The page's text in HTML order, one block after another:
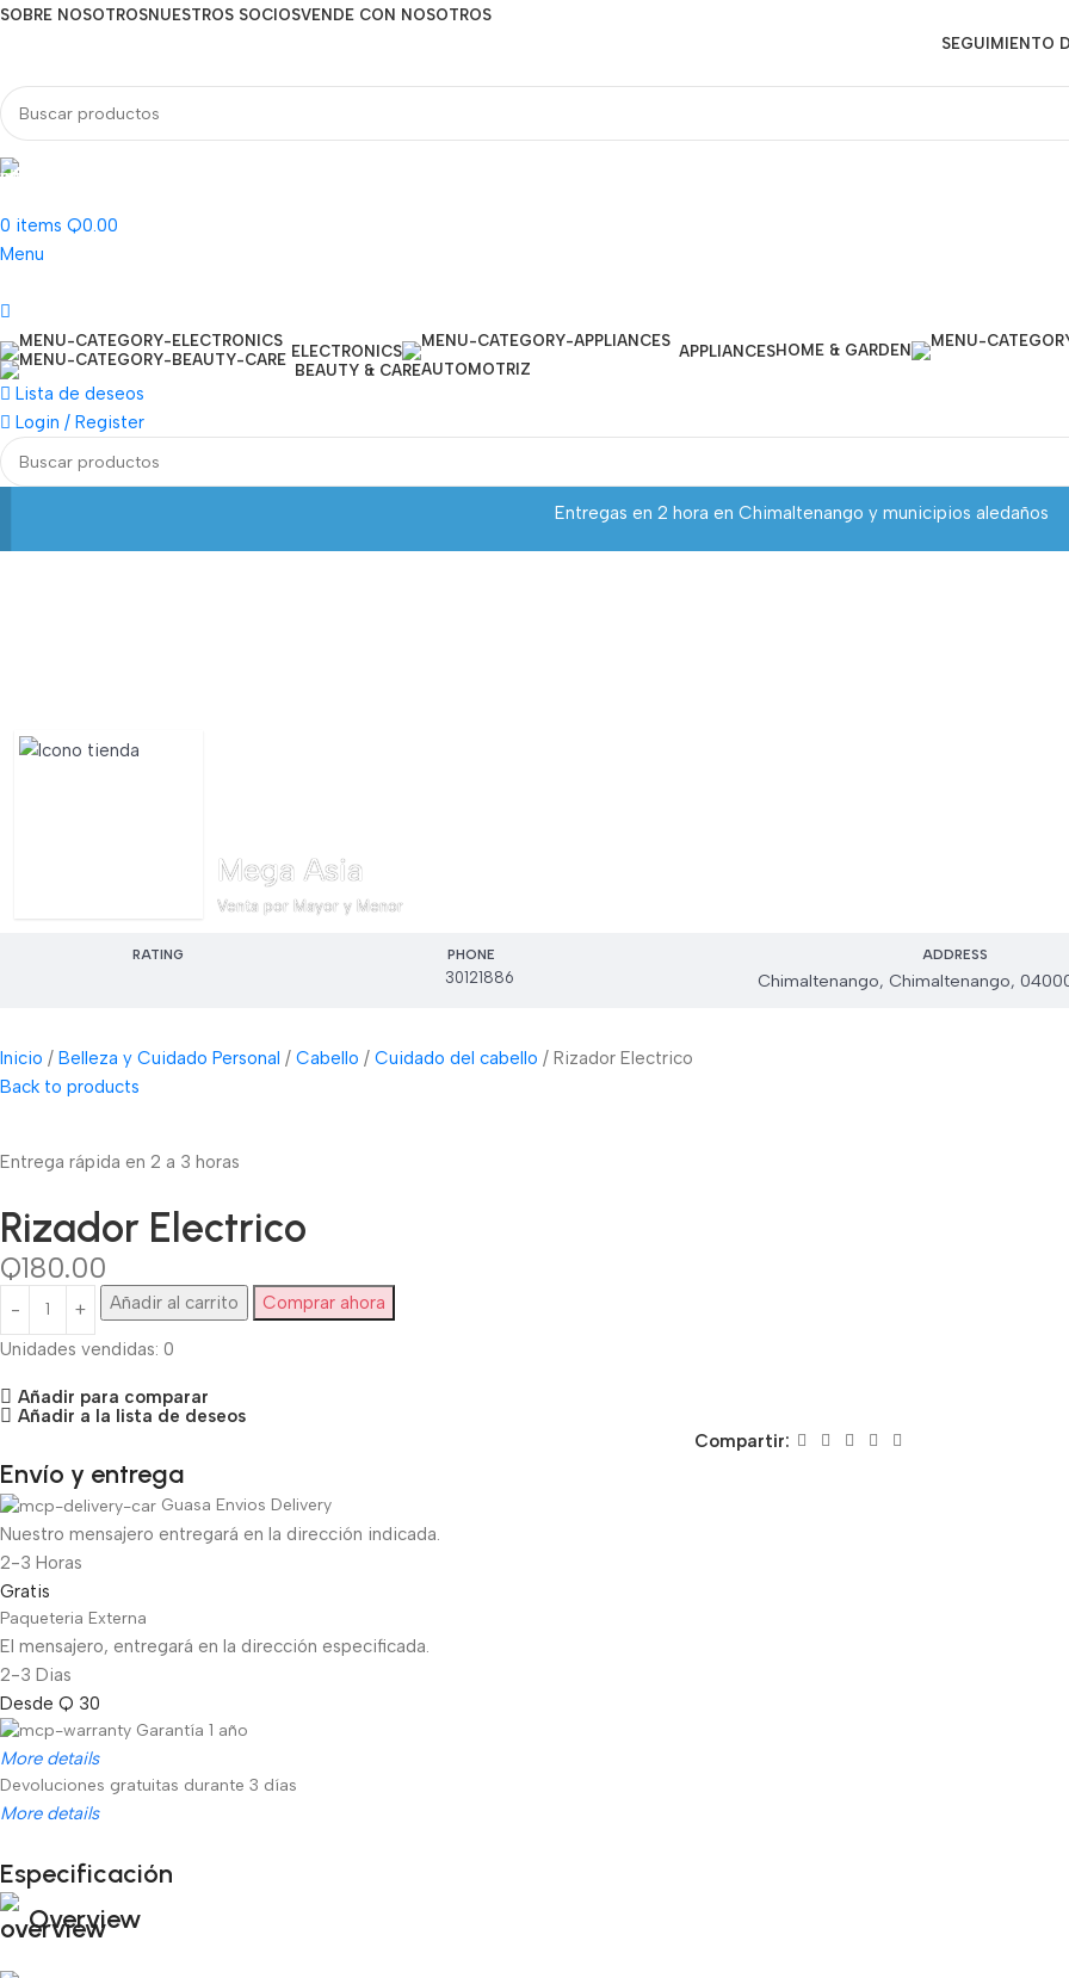
SOBRE NOSOTROSNUESTROS SOCIOSVENDE CON NOSOTROS
SEGUIMIENTO
0 items Q0.00
Menu
ELECTRONICS APPLIANCESHOME & GARDEN
BEAUTY & CAREAUTOMOTRIZ
Lista de deseos
Login / Register
Entregas en 2 hora en Chimaltenango y municipios aledaños
Mega Asia
Venta por Mayor y Menor
RATING PHONE
30121886
ADDRESS
Chimaltenango, Chimaltenango,
Inicio Belleza y Cuidado Personal Cabello Cuidado del cabello
Rizador Electrico
Back to products
Entrega rápida en 2 a 3 horas
Rizador Electrico
Q180.00
Añadir al carrito Comprar ahora
Unidades vendidas: 0
Añadir para comparar
Añadir a la lista de deseos
Compartir:
Envío y entrega
Guasa Envios Delivery
Nuestro mensajero entregará en la dirección indicada.
2-3 Horas
Gratis
Paqueteria Externa
El mensajero, entregará en la dirección especificada.
2-3 Dias
Desde Q 30
Garantía 1 año
More details
Devoluciones gratuitas durante 3 días
More details
Unbeatable offers
Black Friday Blowout!
Especificación
Overview